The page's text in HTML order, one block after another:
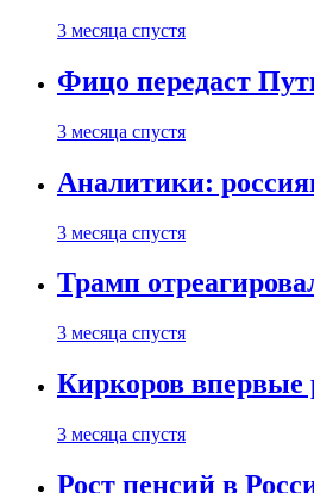
3 месяца спустя
Фицо передаст
3 месяца спустя
Аналитики:
3 месяца спустя
Трамп
3 месяца спустя
Киркоров впервые
3 месяца спустя
Рост пенсий в